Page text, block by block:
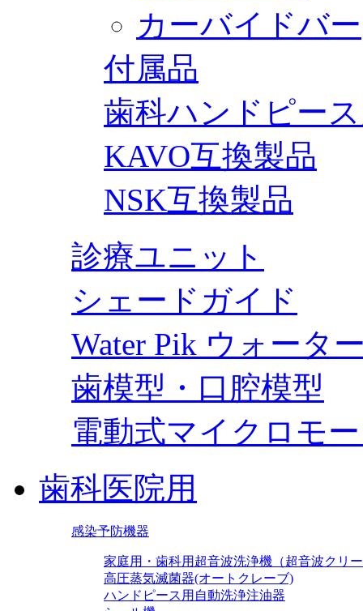
カーバイドバー
付属品
歯科ハンドピー
KAVO互換製品
NSK互換製品
診療ユニット
シェードガイド
Water Pik ウォータ
歯模型・口腔模型
電動式マイクロモ
歯科医院用
感染予防機器
家庭用・歯科用超音波洗浄機（超音波クリ
高圧蒸気滅菌器(オートクレーブ)
ハンドピース用自動洗浄注油器